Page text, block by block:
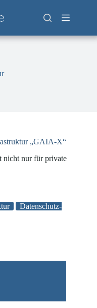
„GAIA-X“
nicht nur für private
Datenschutz-